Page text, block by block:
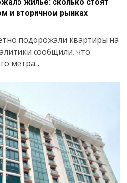
жилье: сколько стоят
и вторичном рынках
подорожали квартиры на
сообщили, что
метра...